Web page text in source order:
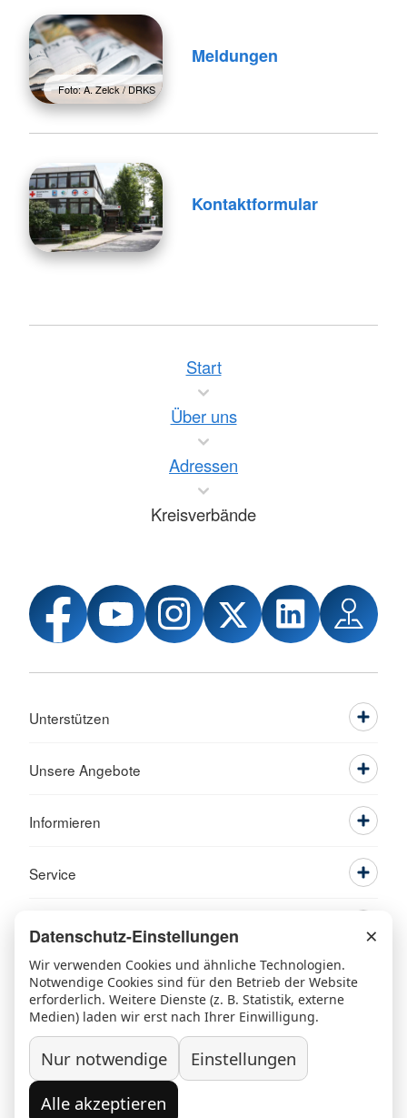
Foto: A. Zelck / DRKS
Meldungen
Kontaktformular
Start
Über uns
Adressen
Kreisverbände
Unterstützen
Unsere Angebote
Informieren
Service
Ansprechpartner Kontakt Beschwerde/Lob
Datenschutz Grundsatzerklärung nach LkSG
Widerruf/Kündigung
Datenschutz-Einstellungen ×
Wir verwenden Cookies und ähnliche Technologien.
Notwendige Cookies sind für den Betrieb der Website
erforderlich. Weitere Dienste (z. B. Statistik, externe
Medien) laden wir erst nach Ihrer Einwilligung.
Nur notwendige
Einstellungen
Alle akzeptieren